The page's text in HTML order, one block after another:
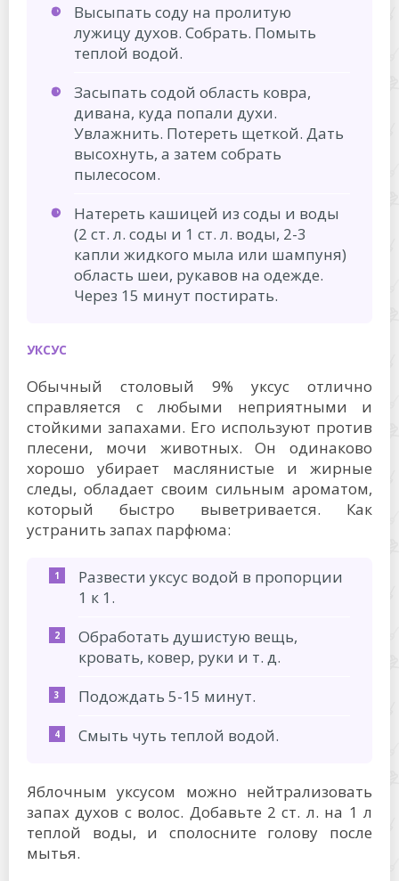
Высыпать соду на пролитую
лужицу духов. Собрать. Помыть
теплой водой.
Засыпать содой область ковра,
дивана, куда попали духи.
Увлажнить. Потереть щеткой. Дать
высохнуть, а затем собрать
пылесосом.
Натереть кашицей из соды и воды
(2 ст. л. соды и 1 ст. л. воды, 2-3
капли жидкого мыла или шампуня)
область шеи, рукавов на одежде.
Через 15 минут постирать.
УКСУС
Обычный столовый 9% уксус отлично
справляется с любыми неприятными и
стойкими запахами. Его используют против
плесени, мочи животных. Он одинаково
хорошо убирает маслянистые и жирные
следы, обладает своим сильным ароматом,
который быстро выветривается. Как
устранить запах парфюма:
Развести уксус водой в пропорции
1 к 1.
Обработать душистую вещь,
кровать, ковер, руки и т. д.
Подождать 5-15 минут.
Смыть чуть теплой водой.
Яблочным уксусом можно нейтрализовать
запах духов с волос. Добавьте 2 ст. л. на 1 л
теплой воды, и сполосните голову после
мытья.